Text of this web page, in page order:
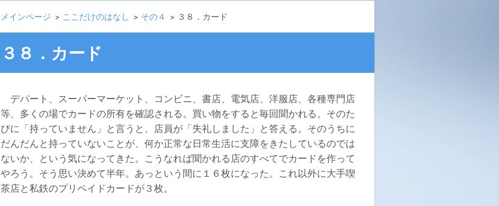
メインページ > ここだけのはなし > その４ > ３８．カード
３８．カード
デパート、スーパーマーケット、コンビニ、書店、電気店、洋服店、各種専門店
等、多くの場でカードの所有を確認される。買い物をすると毎回聞かれる。そのた
びに「持っていません」と言うと、店員が「失礼しました」と答える。そのうちに
だんだんと持っていないことが、何か正常な日常生活に支障をきたしているのでは
ないか、という気になってきた。こうなれば聞かれる店のすべてでカードを作って
やろう。そう思い決めて半年。あっという間に１６枚になった。これ以外に大手喫
茶店と私鉄のプリペイドカードが３枚。